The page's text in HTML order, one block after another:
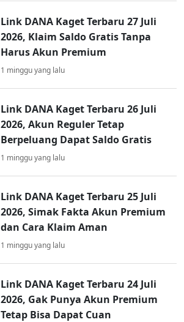
Link DANA Kaget Terbaru 27 Juli
2026, Klaim Saldo Gratis Tanpa
Harus Akun Premium
1 minggu yang lalu
Link DANA Kaget Terbaru 26 Juli
2026, Akun Reguler Tetap
Berpeluang Dapat Saldo Gratis
1 minggu yang lalu
Link DANA Kaget Terbaru 25 Juli
2026, Simak Fakta Akun Premium
dan Cara Klaim Aman
1 minggu yang lalu
Link DANA Kaget Terbaru 24 Juli
2026, Gak Punya Akun Premium
Tetap Bisa Dapat Cuan